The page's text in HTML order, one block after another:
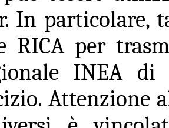
In particolare,
RICA per
INEA di
Attenzione